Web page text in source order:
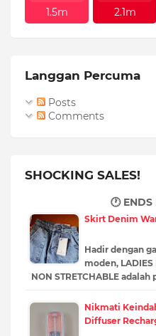
1.5m 2.1m
Langgan Percuma
Posts
Comments
SHOCKING SALES!
🕐 ENDS
Skirt Denim
Hadir dengan
moden, LADIES
NON STRETCHABLE
Nikmati
Diffuser